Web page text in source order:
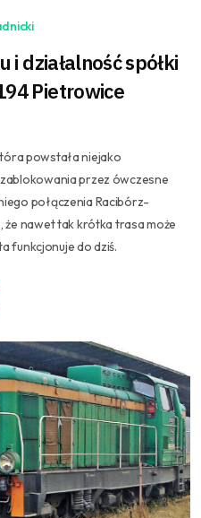
i działalność spółki
Pietrowice
powstała niejako
przez ówczesne
połączenia Racibórz-
że nawet tak krótka trasa może
funkcjonuje do dziś.